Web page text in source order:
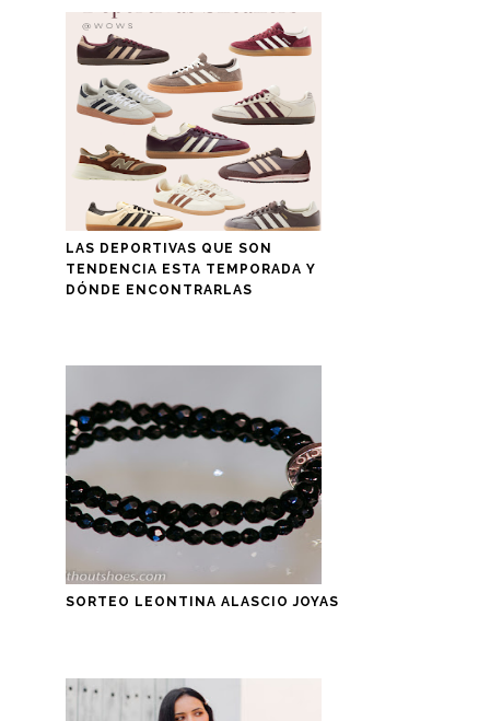
LAS DEPORTIVAS QUE SON
TENDENCIA ESTA TEMPORADA Y
DÓNDE ENCONTRARLAS
SORTEO LEONTINA ALASCIO JOYAS